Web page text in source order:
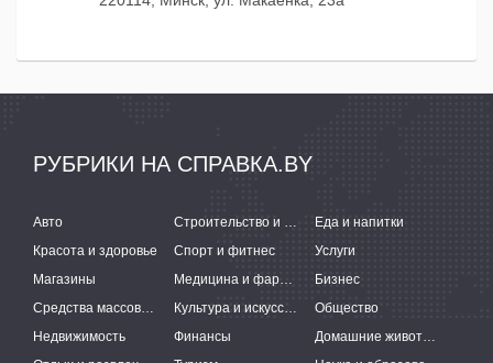
РУБРИКИ НА СПРАВКА.BY
Авто Строительство и ремонт
Еда и напитки
Красота и здоровье
Спорт и фитнес
Услуги
Магазины
Медицина и фармацевтика
Бизнес
Средства массовой информации
Культура и искусство
Общество
Недвижимость
Финансы
Домашние животные